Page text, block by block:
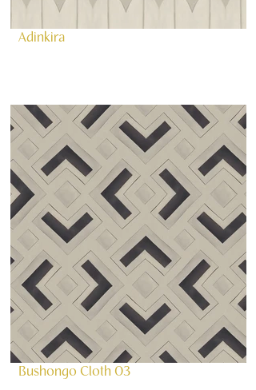
Adinkira
Bushongo Cloth 03